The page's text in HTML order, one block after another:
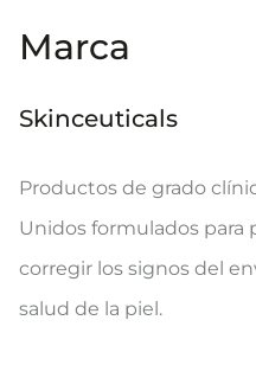
Marca
Skinceuticals
Productos de grado
Unidos formulados para
corregir los signos del
salud de la piel.